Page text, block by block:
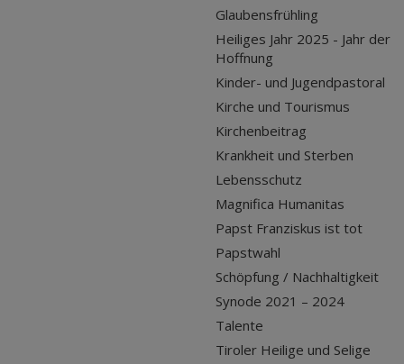
Glaubensfrühling
Heiliges Jahr 2025 - Jahr der
Hoffnung
Kinder- und Jugendpastoral
Kirche und Tourismus
Kirchenbeitrag
Krankheit und Sterben
Lebensschutz
Magnifica Humanitas
Papst Franziskus ist tot
Papstwahl
Schöpfung / Nachhaltigkeit
Synode 2021 – 2024
Talente
Tiroler Heilige und Selige